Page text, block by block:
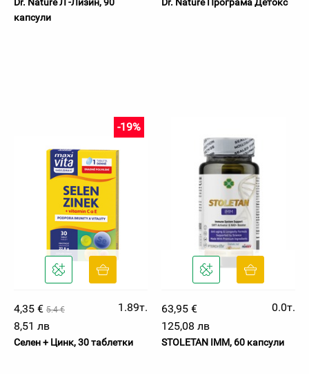
капсули
4,35 € 5.4 €
-19%
1.89т.
8,51 лв
Селен + Цинк, 30 таблетки
63,95 €
0.0т.
125,08 лв
STOLETAN IMM, 60 капсули